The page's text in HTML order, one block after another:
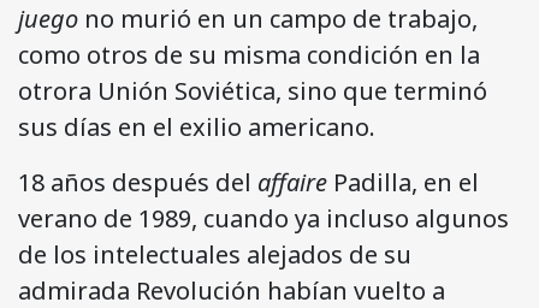
juego no murió en un campo de trabajo,
como otros de su misma condición en la
otrora Unión Soviética, sino que terminó
sus días en el exilio americano.
18 años después del affaire Padilla, en el
verano de 1989, cuando ya incluso algunos
de los intelectuales alejados de su
admirada Revolución habían vuelto a